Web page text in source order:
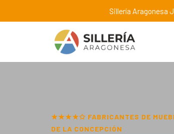
Sillería Aragonesa
★★★★✩ FABRICANTES DE
DE LA CONCEPCIÓN